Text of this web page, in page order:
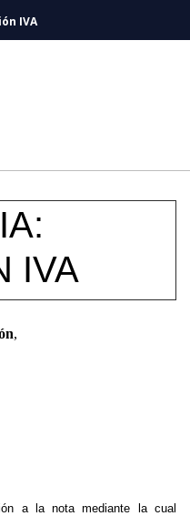
IVA
IVA
,
a la nota mediante la cual